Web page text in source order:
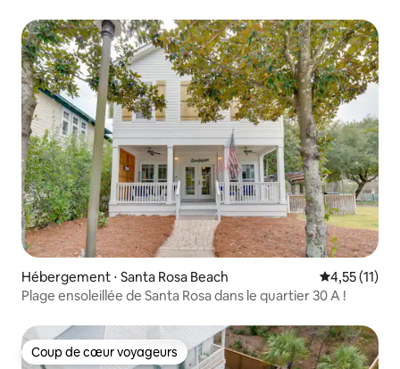
Hébergement ⋅ Santa Rosa Beach Évaluation
4,55 (11)
Plage ensoleillée de Santa Rosa dans le quartier 30 A !
Coup de cœur voyageurs
Coup de cœur voyageurs